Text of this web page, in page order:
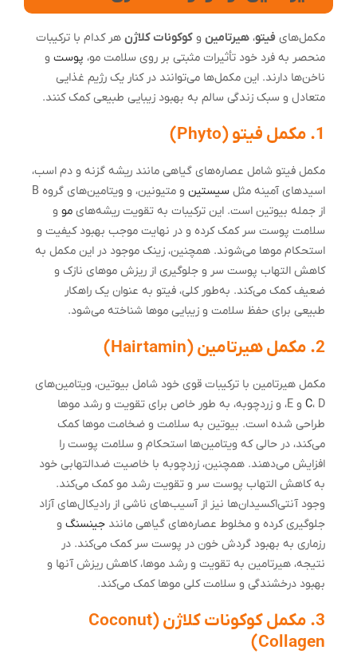
مکمل‌های فیتو، هیرتامین و کوکونات کلاژن هر کدام با ترکیبات
منحصر به فرد خود تأثیرات مثبتی بر روی سلامت مو، پوست و
ناخن‌ها دارند. این مکمل‌ها می‌توانند در کنار یک رژیم غذایی
متعادل و سبک زندگی سالم به بهبود زیبایی طبیعی کمک کنند.
1. مکمل فیتو (Phyto)
مکمل فیتو شامل عصاره‌های گیاهی مانند ریشه گزنه و دم اسب،
اسیدهای آمینه مثل سیستین
و متیونین، و ویتامین‌های گروه B
از جمله بیوتین است. این ترکیبات به تقویت ریشه‌های مو و
سلامت پوست سر کمک کرده و در نهایت موجب بهبود کیفیت و
استحکام موها می‌شوند. همچنین، زینک موجود در این مکمل به
کاهش التهاب پوست سر و جلوگیری از ریزش موهای نازک و
ضعیف کمک می‌کند. به‌طور کلی، فیتو به عنوان یک راهکار
طبیعی برای حفظ سلامت و زیبایی موها شناخته می‌شود.
2. مکمل هیرتامین (Hairtamin)
مکمل هیرتامین با ترکیبات قوی خود شامل بیوتین، ویتامین‌های
C
، D و E، و زردچوبه، به طور خاص برای تقویت و رشد موها
طراحی شده است. بیوتین به سلامت و ضخامت موها کمک
می‌کند، در حالی که ویتامین‌ها استحکام و سلامت پوست را
افزایش می‌دهند. همچنین، زردچوبه با خاصیت ضدالتهابی خود
به کاهش التهاب پوست سر و تقویت رشد مو کمک می‌کند.
وجود آنتی‌اکسیدان‌ها نیز از آسیب‌های ناشی از رادیکال‌های آزاد
جلوگیری کرده و مخلوط عصاره‌های گیاهی مانند جینسنگ و
رزماری به بهبود گردش خون در پوست سر کمک می‌کند. در
نتیجه، هیرتامین به تقویت و رشد موها، کاهش ریزش آنها و
بهبود درخشندگی و سلامت کلی موها کمک می‌کند.
3. مکمل کوکونات کلاژن (Coconut
Collagen)